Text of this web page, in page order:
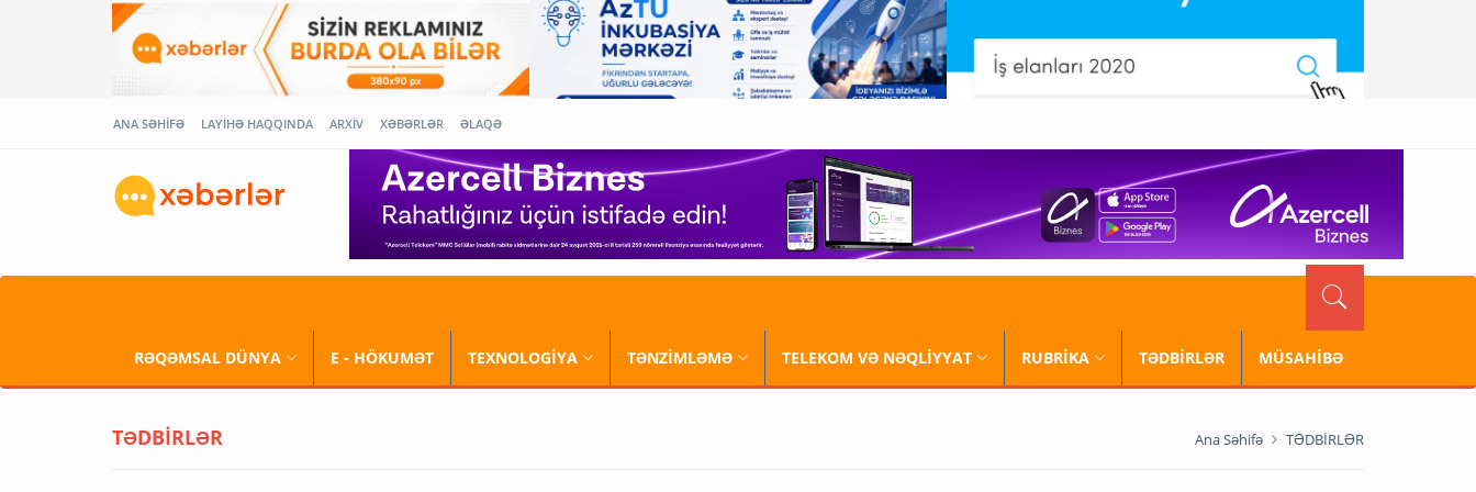
ANA SƏHİFƏ LAYİHƏ HAQQINDA ARXİV XƏBƏRLƏR ƏLAQƏ
RƏQƏMSAL DÜNYA E - HÖKUMƏT TEXNOLOGİYA TƏNZİMLƏMƏ TELEKOM VƏ NƏQLİYYAT RUBRİKA TƏDBİRLƏR MÜSAHİBƏ
TƏDBİRLƏR Ana Səhifə TƏDBİRLƏR